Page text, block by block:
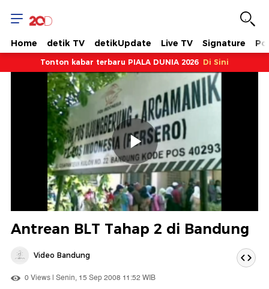
Home detik TV detikUpdate Live TV Signature
Tonton kabar terbaru PIALA DUNIA 2026 Di Sini
Memutarkan
Video
Antrean BLT Tahap 2 di Bandung
Video Bandung
0 Views | Senin, 15 Sep 2008 11:52 WIB